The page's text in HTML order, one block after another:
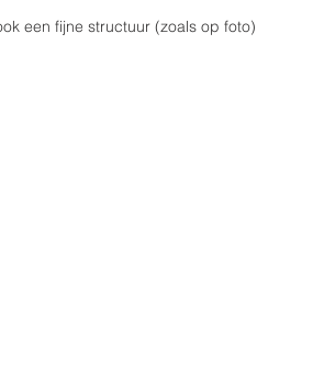
een fijne structuur (zoals op foto)